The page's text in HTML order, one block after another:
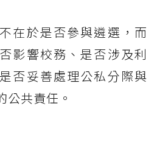
在於是否參與遴選，而
影響校務、是否涉及利
否妥善處理公私分際與
公共責任。